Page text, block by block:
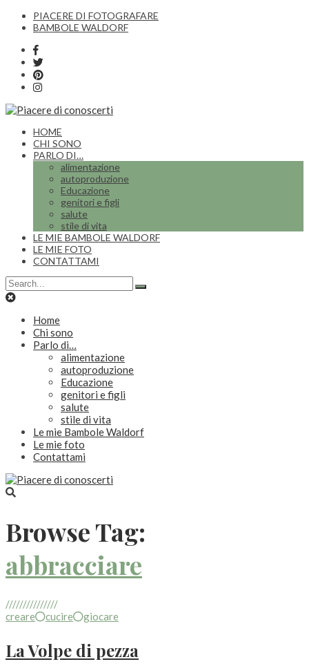
PIACERE DI FOTOGRAFARE
BAMBOLE WALDORF
HOME
CHI SONO
PARLO DI…
alimentazione
autoproduzione
Educazione
genitori e figli
salute
stile di vita
LE MIE BAMBOLE WALDORF
LE MIE FOTO
CONTATTAMI
Home
Chi sono
Parlo di…
alimentazione
autoproduzione
Educazione
genitori e figli
salute
stile di vita
Le mie Bambole Waldorf
Le mie foto
Contattami
Browse Tag:
abbracciare
///////////////
creare
cucire giocare
La Volpe di pezza